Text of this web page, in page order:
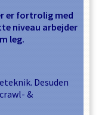
er fortrolig med
niveau arbejder
leg.
Desuden
&